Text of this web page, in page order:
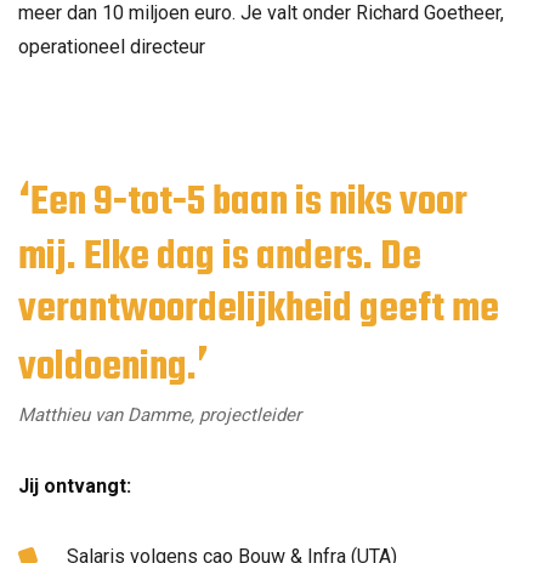
meer dan 10 miljoen euro. Je valt onder Richard Goetheer,
operationeel directeur
Een 9-tot-5 baan is niks voor
mij. Elke dag is anders. De
verantwoordelijkheid geeft me
voldoening.
Matthieu van Damme, projectleider
Jij ontvangt:
Salaris volgens cao Bouw & Infra (UTA)